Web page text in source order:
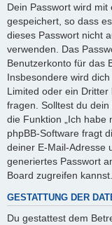
Dein Passwort wird
gespeichert, so dass
dieses Passwort nicht
verwenden. Das
Benutzerkonto für das
Insbesondere wird
Limited oder ein
fragen. Solltest du
die Funktion „Ich habe
phpBB-Software fragt
deiner E-Mail-Adresse
generiertes Passwort
Board zugreifen kannst.
GESTATTUNG DER
Du gestattest dem